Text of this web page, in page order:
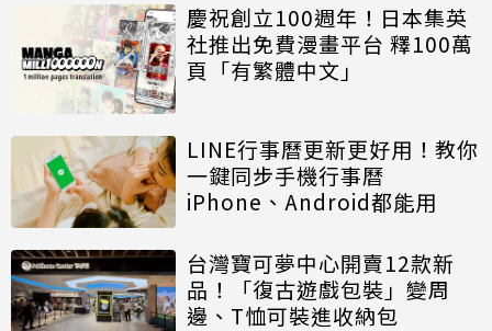
慶祝創立100週年！日本集英
社推出免費漫畫平台 釋100萬
頁「有繁體中文」
LINE行事曆更新更好用！教你
一鍵同步手機行事曆
iPhone、Android都能用
台灣寶可夢中心開賣12款新
品！「復古遊戲包裝」變周
邊、T恤可裝進收納包